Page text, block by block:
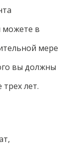
можете в
мере
вы должны
лет.